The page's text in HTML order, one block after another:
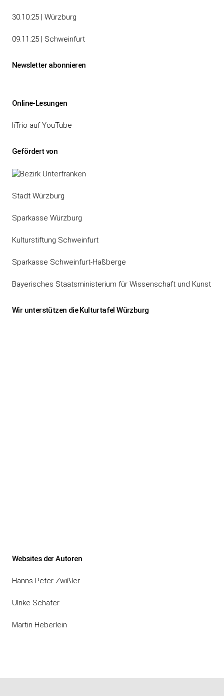
30.10.25 | Würzburg
09.11.25 | Schweinfurt
Newsletter abonnieren
Online-Lesungen
liTrio auf YouTube
Gefördert von
Stadt Würzburg
Sparkasse Würzburg
Kulturstiftung Schweinfurt
Sparkasse Schweinfurt-Haßberge
Bayerisches Staatsministerium für Wissenschaft und Kunst
Wir unterstützen die Kulturtafel Würzburg
Websites der Autoren
Hanns Peter Zwißler
Ulrike Schäfer
Martin Heberlein